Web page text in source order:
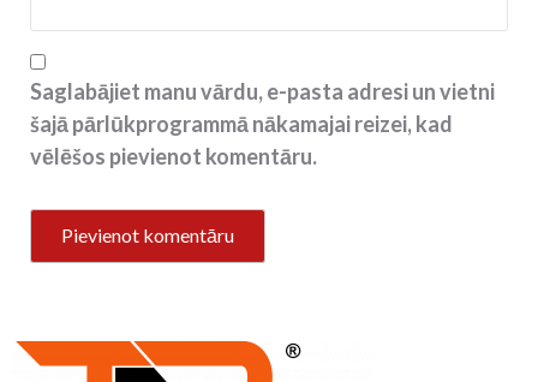
Saglabājiet manu vārdu, e-pasta adresi un vietni
šajā pārlūkprogrammā nākamajai reizei, kad
vēlēšos pievienot komentāru.